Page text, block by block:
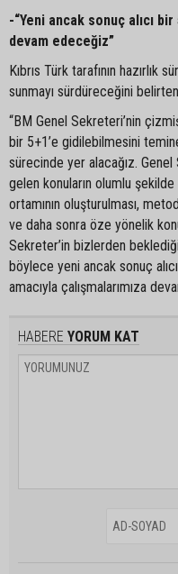
-“Yeni ancak sonuç alıcı
devam edeceğiz”
Kıbrıs Türk tarafının hazırlık
sunmayı sürdüreceğini
“BM Genel Sekreteri’nin
bir 5+1’e gidilebilmesini
sürecinde yer alacağız. Genel
gelen konuların olumlu şekilde
ortamının oluşturulması,
ve daha sonra öze yönelik
Sekreter’in bizlerden
böylece yeni ancak sonuç
amacıyla çalışmalarımıza
HABERE YORUM KAT